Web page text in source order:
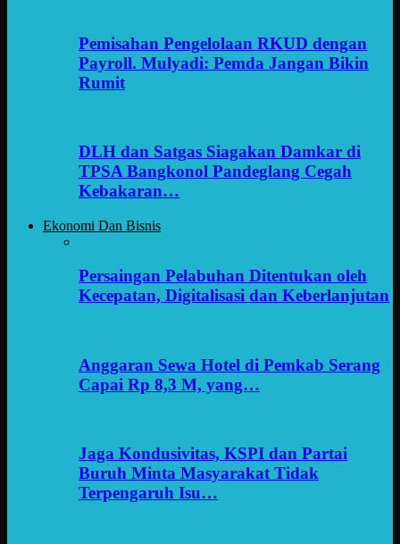
Pemisahan Pengelolaan RKUD dengan
Payroll. Mulyadi: Pemda Jangan Bikin
Rumit
DLH dan Satgas Siagakan Damkar di
TPSA Bangkonol Pandeglang Cegah
Kebakaran…
Ekonomi Dan Bisnis
Persaingan Pelabuhan Ditentukan oleh
Kecepatan, Digitalisasi dan Keberlanjutan
Anggaran Sewa Hotel di Pemkab Serang
Capai Rp 8,3 M, yang…
Jaga Kondusivitas, KSPI dan Partai
Buruh Minta Masyarakat Tidak
Terpengaruh Isu…